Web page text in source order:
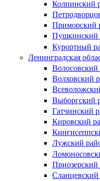
Колпинский
Приморский
Пушкинский
Курортный
Ленинградская
Волосовский
Волховский
Выборгский
Гатчинский
Кировский
Лужский
Приозерский